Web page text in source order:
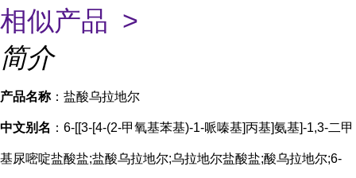
相似产品 >
简介
产品名称：盐酸乌拉地尔
中文别名 ：6-[[3-[4-(2-甲氧基苯基)-1-哌嗪基]丙基]氨基]-1,3-二甲
基尿嘧啶盐酸盐;盐酸乌拉地尔;乌拉地尔盐酸盐;酸乌拉地尔;6-